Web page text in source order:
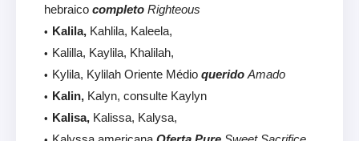
hebraico completo Righteous
Kalila, Kahlila, Kaleela,
Kalilla, Kaylila, Khalilah,
Kylila, Kylilah Oriente Médio querido Amado
Kalin, Kalyn, consulte Kaylyn
Kalisa, Kalissa, Kalysa,